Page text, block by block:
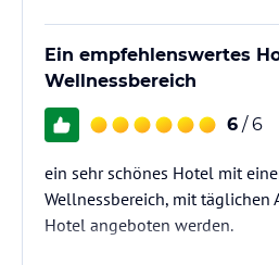
ohne Gewähr und ohne Prüfung
lies vor der Buchung die
jeweiligen Veranstalters.
Ein empfehlenswertes
Wellnessbereich
6 / 6
ein sehr schönes Hotel mit
Wellnessbereich, mit täglichen
Hotel angeboten werden.